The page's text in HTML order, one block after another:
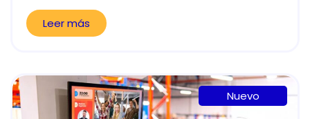
Leer más
Nuevo